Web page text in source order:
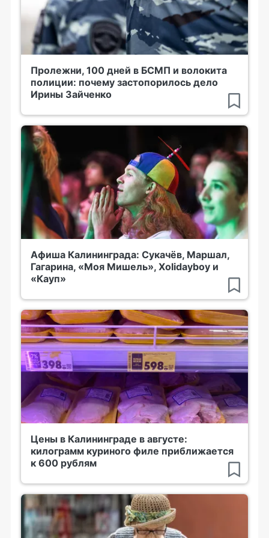
Пролежни, 100 дней в БСМП и волокита
полиции: почему застопорилось дело
Ирины Зайченко
Афиша Калининграда: Сукачёв, Маршал,
Гагарина, «Моя Мишель», Xolidayboy и
«Кауп»
Цены в Калининграде в августе:
килограмм куриного филе приближается
к 600 рублям